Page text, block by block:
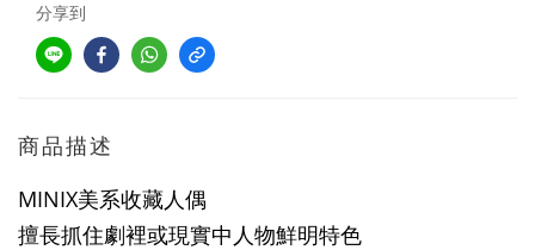
分享到
商品描述
MINIX美系收藏人偶
擅長抓住劇裡或現實中人物鮮明特色